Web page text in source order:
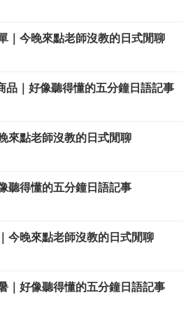
｜今晚來點老師沒教的日式閒聊
品｜好像聽得懂的五分鐘日語記事
來點老師沒教的日式閒聊
聽得懂的五分鐘日語記事
今晚來點老師沒教的日式閒聊
｜好像聽得懂的五分鐘日語記事